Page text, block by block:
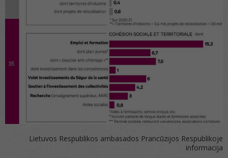
Lietuvos Respublikos ambasados Prancūzijos Respublikoje
informacija